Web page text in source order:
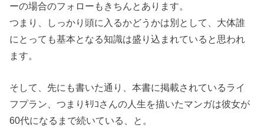
ーの場合のフォローもきちんとあります。
つまり、しっかり頭に入るかどうかは別として、大体誰
にとっても基本となる知識は盛り込まれていると思われ
ます。
そして、先にも書いた通り、本書に掲載されているライ
フプラン、つまりｷﾘｺさんの人生を描いたマンガは彼女が
60代になるまで続いている、と。